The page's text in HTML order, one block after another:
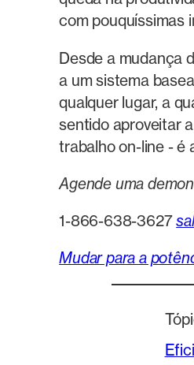
com pouquíssimas
Desde a mudança
a um sistema
qualquer lugar, a
sentido aproveitar
trabalho on-line - é
Agende uma
1-866-638-3627
Mudar para a